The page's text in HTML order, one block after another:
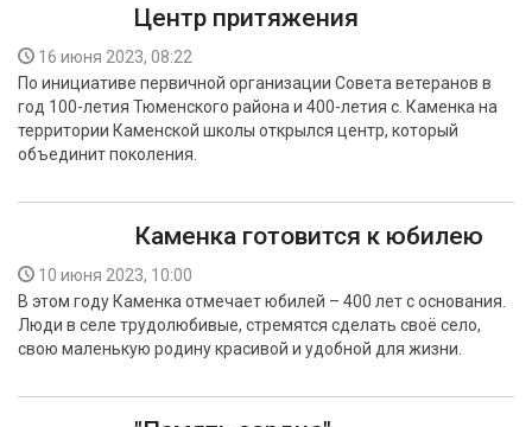
Центр притяжения
16 июня 2023, 08:22
По инициативе первичной организации Совета ветеранов в
год 100-летия Тюменского района и 400-летия с. Каменка на
территории Каменской школы открылся центр, который
объединит поколения.
Каменка готовится к юбилею
10 июня 2023, 10:00
В этом году Каменка отмечает юбилей – 400 лет с основания.
Люди в селе трудолюбивые, стремятся сделать своё село,
свою маленькую родину красивой и удобной для жизни.